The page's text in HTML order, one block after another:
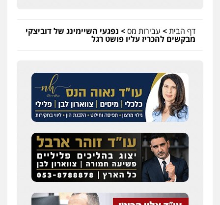
דף הבית> עבירות מס> נפגעי השיימינג של דוביצקי
מבקשים להכריז עליו פושט רגל